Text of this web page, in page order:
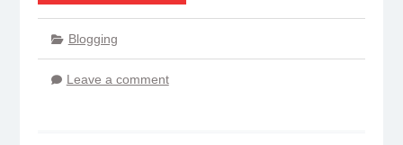
Blogging
Leave a comment